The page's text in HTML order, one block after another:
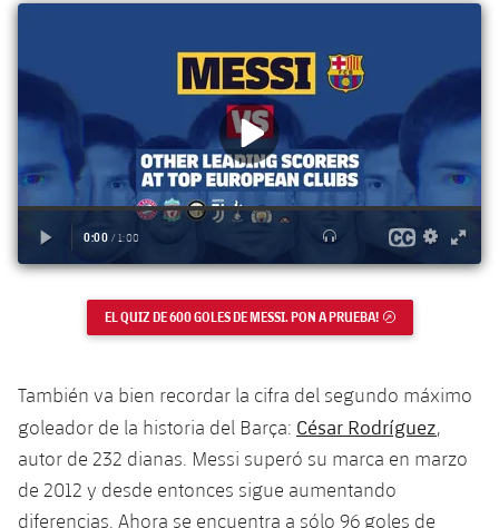
Historia
Palmarés
Clasificaciones
Infantil
Alevín
Actualidad
Masculino
Femenino
Baloncesto en silla de ruedas
plusicon
más
Actualidad
Jugadores
Calendario
Hockey sobre hielo
plusicon
Jugadores
Resultados
Clasificaciones
plusicon
más
Noticias
Hockey Hierba Femenino
Patinaje artístico
plusicon
más
Plantilla
Agenda
Rugby
Actualidad
Voleibol
plusicon
más
EL QUIZ DE 600 GOLES DE MESSI. PON A PRUEBA! ENLACE EXTERNO
También va bien recordar la cifra del segundo máximo
goleador de la historia del Barça: César Rodríguez,
autor de 232 dianas. Messi superó su marca en marzo
de 2012 y desde entonces sigue aumentando
diferencias. Ahora se encuentra a sólo 96 goles de